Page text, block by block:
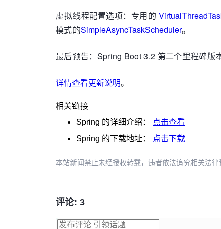
虚拟线程配置选项：专用的
模式的SimpleAsyncTaskScheduler。
最后预告：Spring Boot 3.2 第二个里程碑版
详情查看更新说明。
相关链接
Spring 的详细介绍：
点击查看
Spring 的下载地址： 点击下载
本站新闻禁止未经授权转载，违者依法追究相关法
评论: 3